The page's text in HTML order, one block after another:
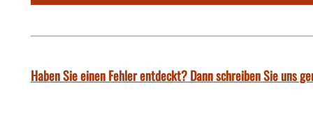
Haben Sie einen Fehler entdeckt? Dann schreiben Sie uns